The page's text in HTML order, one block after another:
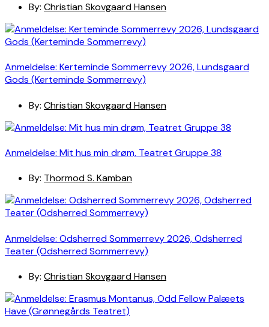
By: Christian Skovgaard Hansen
Anmeldelse: Kerteminde Sommerrevy 2026, Lundsgaard
Gods (Kerteminde Sommerrevy)
By: Christian Skovgaard Hansen
Anmeldelse: Mit hus min drøm, Teatret Gruppe 38
By: Thormod S. Kamban
Anmeldelse: Odsherred Sommerrevy 2026, Odsherred
Teater (Odsherred Sommerrevy)
By: Christian Skovgaard Hansen